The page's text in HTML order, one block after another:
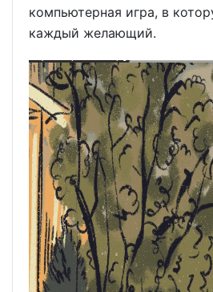
компьютерная игра, в
каждый желающий.